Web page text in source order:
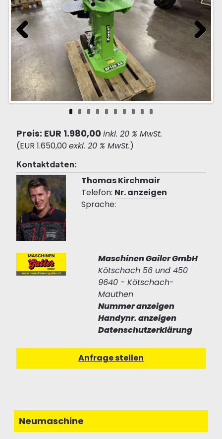
Previous Next
Preis: EUR 1.980,00 inkl. 20 % MwSt.
(EUR 1.650,00 exkl. 20 % MwSt.)
Kontaktdaten:
Thomas Kirchmair
Telefon: Nr. anzeigen
Sprache:
Maschinen Gailer GmbH
Kötschach 56 und 450
9640 - Kötschach-
Mauthen
Nummer anzeigen
Handynr. anzeigen
Datenschutzerklärung
Neumaschine